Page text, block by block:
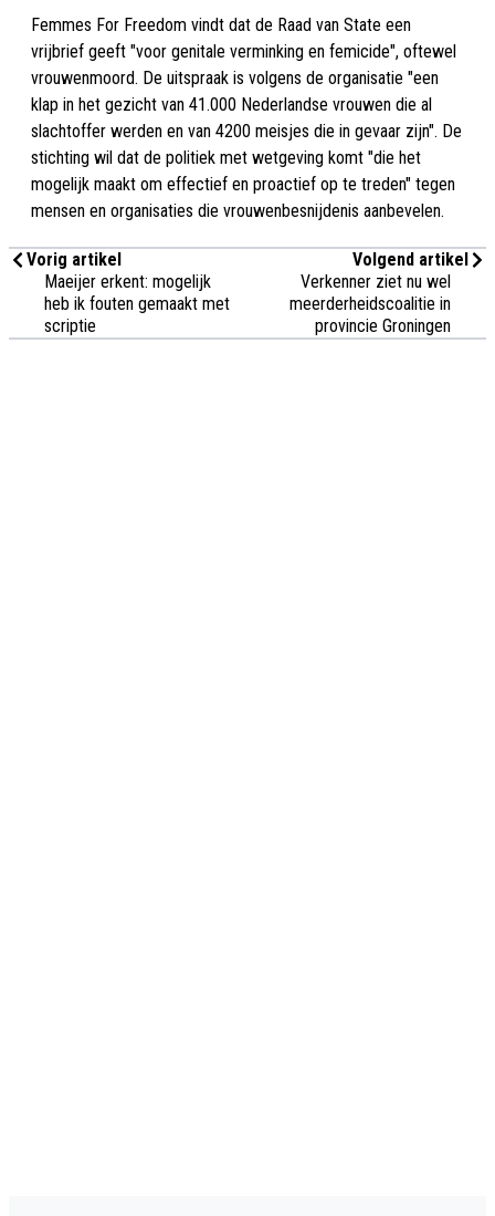
Femmes For Freedom vindt dat de Raad van State een
vrijbrief geeft "voor genitale verminking en femicide", oftewel
vrouwenmoord. De uitspraak is volgens de organisatie "een
klap in het gezicht van 41.000 Nederlandse vrouwen die al
slachtoffer werden en van 4200 meisjes die in gevaar zijn". De
stichting wil dat de politiek met wetgeving komt "die het
mogelijk maakt om effectief en proactief op te treden" tegen
mensen en organisaties die vrouwenbesnijdenis aanbevelen.
Vorig artikel
Maeijer erkent: mogelijk
heb ik fouten gemaakt met
scriptie
Volgend artikel
Verkenner ziet nu wel
meerderheidscoalitie in
provincie Groningen